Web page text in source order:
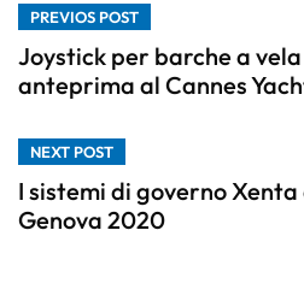
PREVIOS POST
Joystick per barche a vela
anteprima al Cannes
NEXT POST
I sistemi di governo
Genova 2020